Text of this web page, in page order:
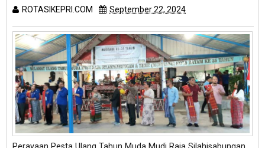
ROTASIKEPRI.COM September 22, 2024